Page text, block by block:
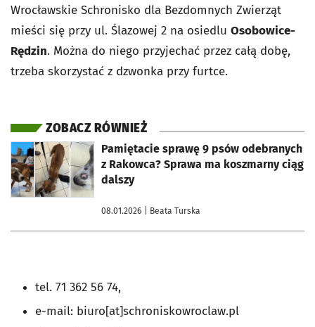
Wrocławskie Schronisko dla Bezdomnych Zwierząt
mieści się przy ul. Ślazowej 2 na osiedlu Osobowice-
Rędzin. Można do niego przyjechać przez całą dobę,
trzeba skorzystać z dzwonka przy furtce.
ZOBACZ RÓWNIEŻ
Pamiętacie sprawę 9 psów odebranych
z Rakowca? Sprawa ma koszmarny ciąg
dalszy
08.01.2026 | Beata Turska
otworzy się w nowej karcie
tel. 71 362 56 74,
e-mail: biuro[at]schroniskowroclaw.pl